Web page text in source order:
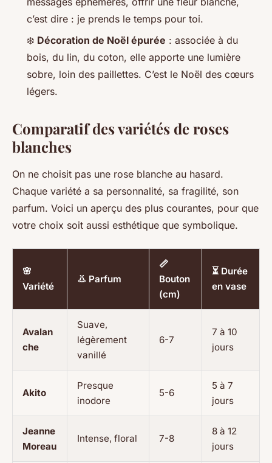
c’est dire : je prends le temps pour toi.
❄️ Décoration de Noël épurée : associée à du
bois, du lin, du coton, elle apporte une lumière
sobre, loin des paillettes. C’est le Noël des cœurs
légers.
Comparatif des variétés de roses
blanches
On ne choisit pas une rose blanche au hasard.
Chaque variété a sa personnalité, sa fragilité, son
parfum. Voici un aperçu des plus courantes, pour que
votre choix soit aussi esthétique que symbolique.
🌸
Variété
👃 Parfum
📏
Bouton
(cm)
⏳ Durée
en vase
Avalan
che
Suave,
légèrement
vanillé
6-7
7 à 10
jours
Akito
Presque
inodore
5-6
5 à 7
jours
Jeanne
Moreau
Intense, floral 7-8
8 à 12
jours